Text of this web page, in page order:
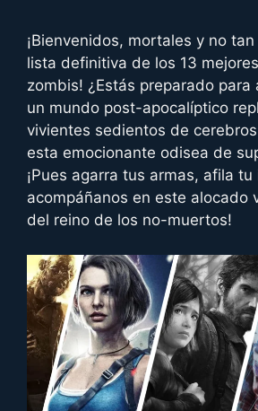
¡Bienvenidos, mortales y no
lista definitiva de los 13
zombis! ¿Estás preparado
un mundo post-apocalíptico
vivientes sedientos de
esta emocionante odisea de
¡Pues agarra tus armas, afila tu
acompáñanos en este alocado
del reino de los no-muertos!